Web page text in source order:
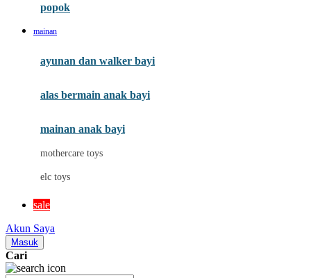
Momcozy
popok
mainan
ayunan dan walker bayi
alas bermain anak bayi
mainan anak bayi
mothercare toys
elc toys
sale
Akun Saya
Masuk
Cari